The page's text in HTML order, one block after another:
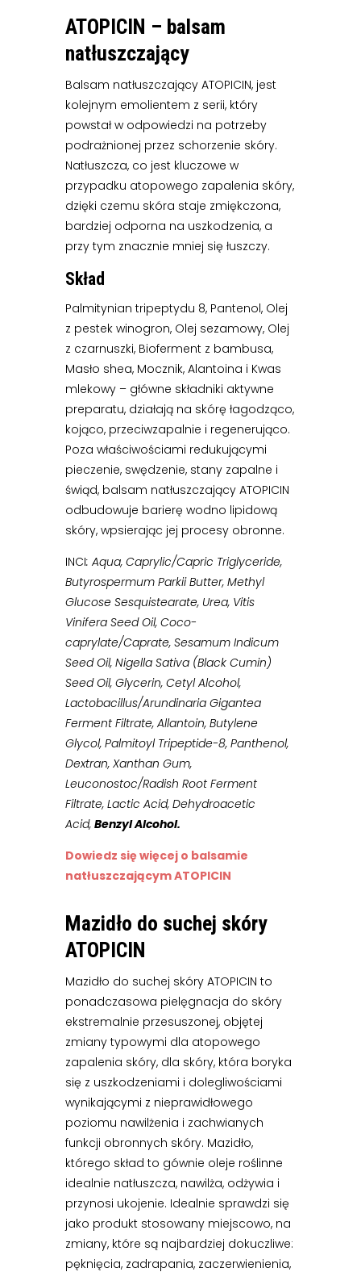
ATOPICIN – balsam
natłuszczający
Balsam natłuszczający ATOPICIN, jest
kolejnym emolientem z serii, który
powstał w odpowiedzi na potrzeby
podrażnionej przez schorzenie skóry.
Natłuszcza, co jest kluczowe w
przypadku atopowego zapalenia skóry,
dzięki czemu skóra staje zmiękczona,
bardziej odporna na uszkodzenia, a
przy tym znacznie mniej się łuszczy.
Skład
Palmitynian tripeptydu 8, Pantenol, Olej
z pestek winogron, Olej sezamowy, Olej
z czarnuszki, Bioferment z bambusa,
Masło shea, Mocznik, Alantoina i Kwas
mlekowy – główne składniki aktywne
preparatu, działają na skórę łagodząco,
kojąco, przeciwzapalnie i regenerująco.
Poza właściwościami redukującymi
pieczenie, swędzenie, stany zapalne i
świąd, balsam natłuszczający ATOPICIN
odbudowuje barierę wodno lipidową
skóry, wpsierając jej procesy obronne.
INCI: Aqua, Caprylic/Capric Triglyceride,
Butyrospermum Parkii Butter, Methyl
Glucose Sesquistearate, Urea, Vitis
Vinifera Seed Oil, Coco-
caprylate/Caprate, Sesamum Indicum
Seed Oil, Nigella Sativa (Black Cumin)
Seed Oil, Glycerin, Cetyl Alcohol,
Lactobacillus/Arundinaria Gigantea
Ferment Filtrate, Allantoin, Butylene
Glycol, Palmitoyl Tripeptide-8, Panthenol,
Dextran, Xanthan Gum,
Leuconostoc/Radish Root Ferment
Filtrate, Lactic Acid, Dehydroacetic
Acid, Benzyl Alcohol.
Dowiedz się więcej o balsamie
natłuszczającym ATOPICIN
Mazidło do suchej skóry
ATOPICIN
Mazidło do suchej skóry ATOPICIN to
ponadczasowa pielęgnacja do skóry
ekstremalnie przesuszonej, objętej
zmiany typowymi dla atopowego
zapalenia skóry, dla skóry, która boryka
się z uszkodzeniami i dolegliwościami
wynikającymi z nieprawidłowego
poziomu nawilżenia i zachwianych
funkcji obronnych skóry. Mazidło,
którego skład to gównie oleje roślinne
idealnie natłuszcza, nawilża, odżywia i
przynosi ukojenie. Idealnie sprawdzi się
jako produkt stosowany miejscowo, na
zmiany, które są najbardziej dokuczliwe:
pęknięcia, zadrapania, zaczerwienienia,